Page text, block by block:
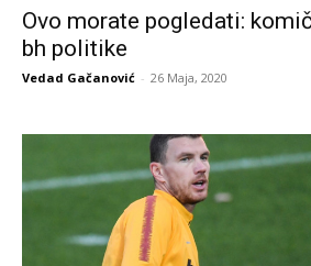
Ovo morate pogledati:
bh politike
Vedad Gačanović - 26 Maja, 2020